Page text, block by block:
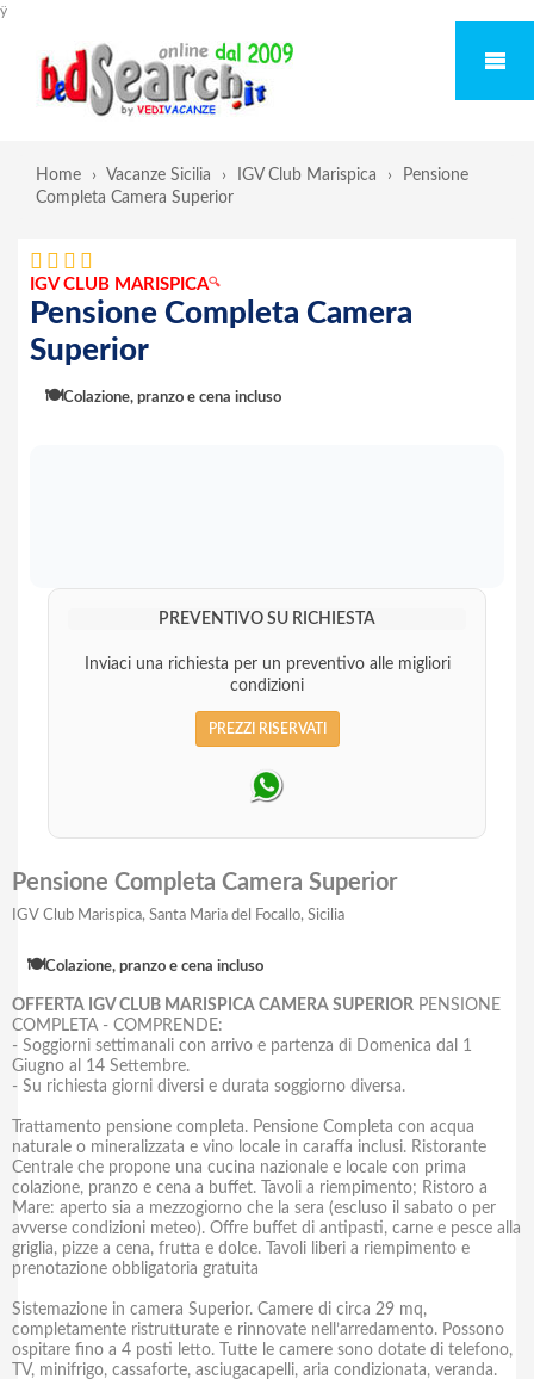
ÿ
Home › Vacanze Sicilia › IGV Club Marispica ›
Pensione
Completa Camera Superior
IGV CLUB MARISPICA🔍
Pensione Completa Camera
Superior
🍽️Colazione, pranzo e cena incluso
PREVENTIVO SU RICHIESTA
Inviaci una richiesta per un preventivo alle migliori
condizioni
PREZZI RISERVATI
Pensione Completa Camera Superior
IGV Club Marispica, Santa Maria del Focallo, Sicilia
🍽️Colazione, pranzo e cena incluso
OFFERTA IGV CLUB MARISPICA CAMERA SUPERIOR PENSIONE
COMPLETA - COMPRENDE:
- Soggiorni settimanali con arrivo e partenza di Domenica dal 1
Giugno al 14 Settembre.
- Su richiesta giorni diversi e durata soggiorno diversa.
Trattamento pensione completa. Pensione Completa con acqua
naturale o mineralizzata e vino locale in caraffa inclusi. Ristorante
Centrale che propone una cucina nazionale e locale con prima
colazione, pranzo e cena a buffet. Tavoli a riempimento; Ristoro a
Mare: aperto sia a mezzogiorno che la sera (escluso il sabato o per
avverse condizioni meteo). Offre buffet di antipasti, carne e pesce alla
griglia, pizze a cena, frutta e dolce. Tavoli liberi a riempimento e
prenotazione obbligatoria gratuita
Sistemazione in camera Superior. Camere di circa 29 mq,
completamente ristrutturate e rinnovate nell’arredamento. Possono
ospitare fino a 4 posti letto. Tutte le camere sono dotate di telefono,
TV, minifrigo, cassaforte, asciugacapelli, aria condizionata, veranda.